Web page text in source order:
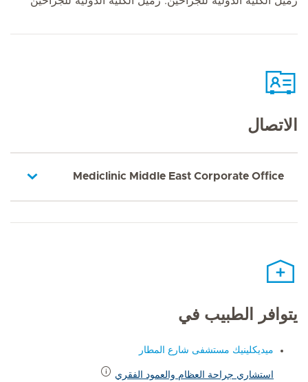
الاتصال
Mediclinic Middle East Corporate Office
يتوافر الطبيب في
ميديكلينيك مستشفى شارع المطار
استشاري جراحة العظام والعمود الفقري